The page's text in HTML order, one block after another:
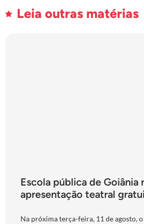
Leia outras matérias
Escola pública de Goiânia
apresentação teatral
Na próxima terça-feira, 11 de agosto,